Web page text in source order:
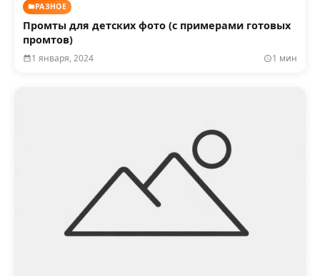
РАЗНОЕ
Промты для детских фото (с примерами готовых
промтов)
1 января, 2024 1 мин